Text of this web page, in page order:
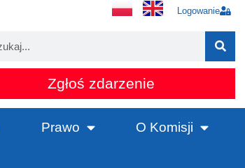
Logowanie
Zgłoś zdarzenie
Prawo O Komisji